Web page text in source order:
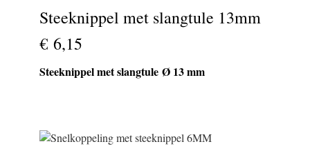
Steeknippel met slangtule 13mm
€ 6,15
Steeknippel met slangtule Ø 13 mm